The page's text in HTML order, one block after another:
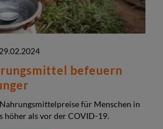
befeuern
für Menschen in
höher als vor der COVID-19.